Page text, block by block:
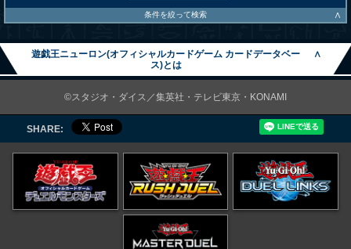
条件を絞って検索 ∧
遊戯王ニューロン(オフィシャルカードゲーム カードデータベー
ス)とは
∧
©スタジオ・ダイス／集英社・テレビ東京・KONAMI
SHARE: